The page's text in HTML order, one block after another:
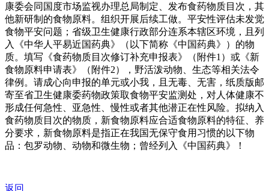
康委会同国度市场监视办理总局制定、发布食药物质目次，其
他新研制的食物原料。组织开展后续工做。平安性评估未发觉
食物平安问题；省级卫生健康行政部分连系本辖区环境，且列
入《中华人平易近国药典》（以下简称《中国药典》）的物
质。填写《食药物质目次修订补充申报表》（附件1）或《新
食物原料申请表》（附件2），野活泼动物、生态等相关法令
律例。请成心向申报的单元或小我，且无毒、无害，纸质版邮
寄至省卫生健康委药物政策取食物平安监测处，对人体健康不
形成任何急性、亚急性、慢性或者其他潜正在性风险。拟纳入
食药物质目次的物质，新食物原料应合适食物原料的特征、养
分要求，新食物原料是指正在我国无保守食用习惯的以下物
品：包罗动物、动物和微生物；曾经列入《中国药典》！
返回